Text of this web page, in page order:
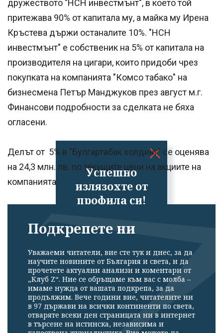
Успешно
излязохте от
профила си!
дружеството "НСН инвестмънт", в което той
притежава 90% от капитала му, а майка му Ирена
Кръстева държи останалите 10%. "НСН
инвестмънт" е собственик на 5% от капитала на
производителя на цигари, които придоби чрез
покупката на компанията "Комсо табако" на
бизнесмена Петър Манджуков през август м.г.
Финансови подробности за сделката не бяха
огласени.
Делът от 5% в "Булгартабак холдинг" се оценява
на 24,3 млн. лв. по текущите цени на акциите на
компанията.
Подкрепете ни
Уважаеми читатели, вие сте тук и днес, за да
научите новините от България и света, и да
прочетете актуални анализи и коментари от
„Клуб Z“. Ние се обръщаме към вас с молба –
имаме нужда от вашата подкрепа, за да
продължим. Вече години вие, читателите ни
в 97 държави на всички континенти по света,
отваряте всеки ден страницата ни в интернет
в търсене на истинска, независима и